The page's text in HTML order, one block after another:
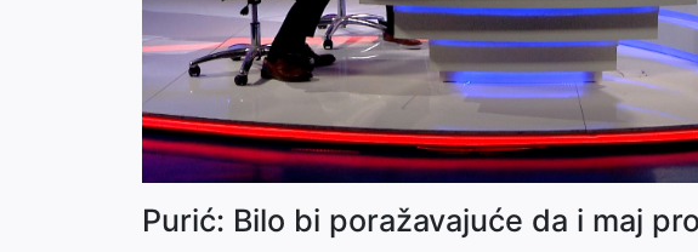
Purić: Bilo bi poražavajuće da i maj